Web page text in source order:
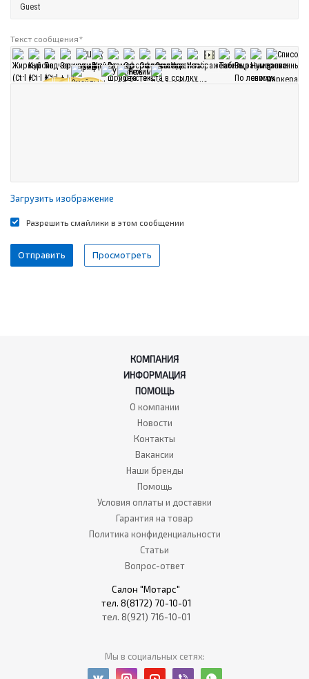
Текст сообщения*
Загрузить изображение
Разрешить смайлики в этом сообщении
КОМПАНИЯ
ИНФОРМАЦИЯ
ПОМОЩЬ
О компании
Новости
Контакты
Вакансии
Наши бренды
Помощь
Условия оплаты и доставки
Гарантия на товар
Политика конфиденциальности
Статьи
Вопрос-ответ
Салон "Мотарс"
тел. 8(8172) 70-10-01
тел. 8(921) 716-10-01
Мы в социальных сетях: